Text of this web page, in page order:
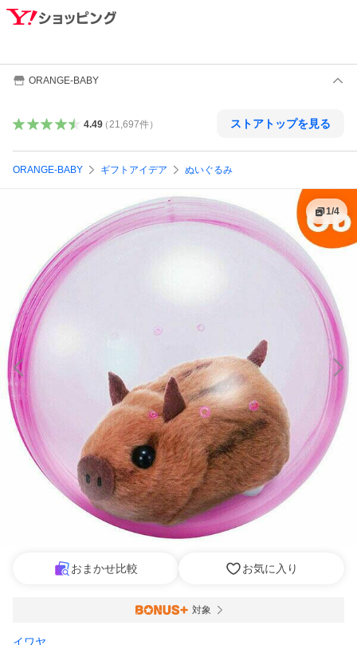
ORANGE-BABY
4.49（ 21,697件） ストアトップを見る
ORANGE-BABY ギフトアイデア ぬいぐるみ
1/4
おまかせ比較 お気に入り
対象
イワヤ